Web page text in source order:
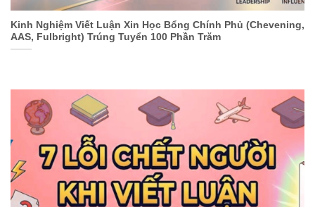
Kinh Nghiệm Viết Luận Xin Học Bổng Chính Phủ (Chevening,
AAS, Fulbright) Trúng Tuyển 100 Phần Trăm